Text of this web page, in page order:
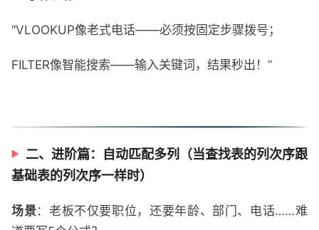
“VLOOKUP像老式电话——必须按固定步骤拨号；
FILTER像智能搜索——输入关键词，结果秒出！”
二、进阶篇：自动匹配多列（当查找表的列次序跟
基础表的列次序一样时）
场景：老板不仅要职位，还要年龄、部门、电话……难